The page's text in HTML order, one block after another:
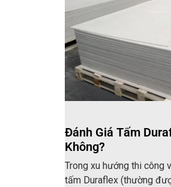
Đánh Giá Tấm
Không?
Trong xu hướng thi công
tấm Duraflex (thường